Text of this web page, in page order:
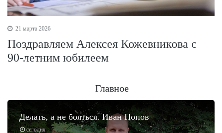
21 марта 2026
Поздравляем Алексея Кожевникова с
90-летним юбилеем
Главное
сегодня
Делать, а не бояться. Иван Попов